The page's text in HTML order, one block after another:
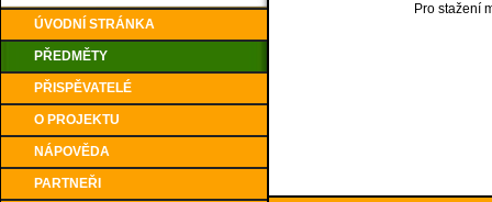
ÚVODNÍ STRÁNKA
PŘEDMĚTY
PŘISPĚVATELÉ
O PROJEKTU
NÁPOVĚDA
PARTNEŘI
Pro stažení